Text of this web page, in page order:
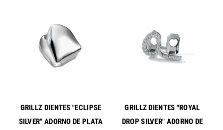
GRILLZ DIENTES "ECLIPSE
SILVER" ADORNO DE PLATA
GRILLZ DIENTES "ROYAL
DROP SILVER" ADORNO DE